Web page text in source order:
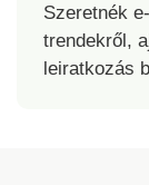
Szeretnék
trendekről,
leiratkozás